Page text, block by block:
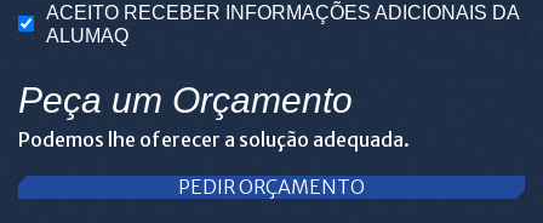
ACEITO RECEBER INFORMAÇÕES ADICIONAIS DA
ALUMAQ
Peça um Orçamento
Podemos lhe oferecer a solução adequada.
PEDIR ORÇAMENTO